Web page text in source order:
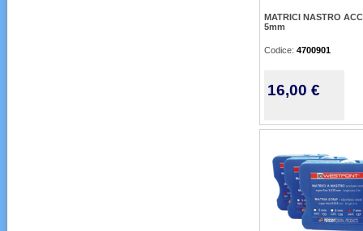
MATRICI NASTRO
5mm
Codice: 4700901
16,00 €